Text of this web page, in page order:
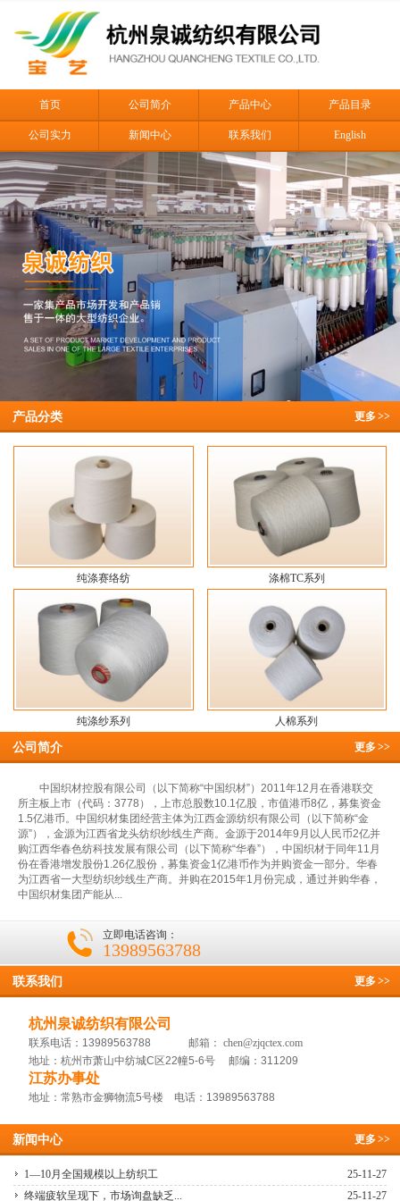
首页 公司简介 产品中心 产品目录
公司实力 新闻中心 联系我们 English
更多>>
产品分类
纯涤赛络纺 涤棉TC系列
纯涤纱系列 人棉系列
更多>>
公司简介
中国织材控股有限公司（以下简称“中国织材”）2011年12月在香港联交
所主板上市（代码：3778），上市总股数10.1亿股，市值港币8亿，募集资金
1.5亿港币。中国织材集团经营主体为江西金源纺织有限公司（以下简称“金
源”），金源为江西省龙头纺织纱线生产商。金源于2014年9月以人民币2亿并
购江西华春色纺科技发展有限公司（以下简称“华春”），中国织材于同年11月
份在香港增发股份1.26亿股份，募集资金1亿港币作为并购资金一部分。华春
为江西省一大型纺织纱线生产商。并购在2015年1月份完成，通过并购华春，
中国织材集团产能从...
立即电话咨询：
13989563788
更多>>
联系我们
杭州泉诚纺织有限公司
联系电话：13989563788 邮箱： chen@zjqctex.com
地址：杭州市萧山中纺城C区22幢5-6号 邮编：311209
江苏办事处
地址：常熟市金狮物流5号楼 电话：13989563788
更多>>
新闻中心
25-11-27
1—10月全国规模以上纺织工
25-11-27
终端疲软呈现下，市场询盘缺乏...